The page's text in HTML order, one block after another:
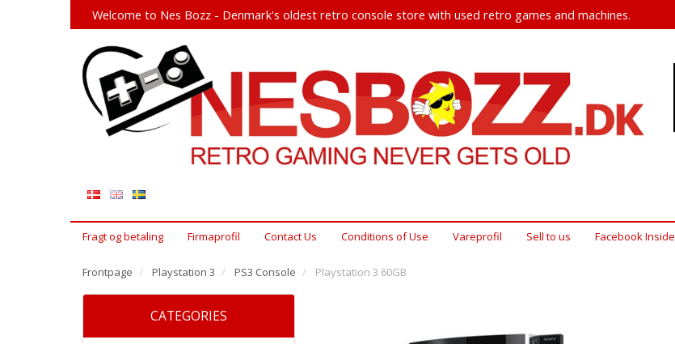
Welcome to Nes Bozz - Denmark's oldest retro console store with used retro games and machines.
Fragt og betaling Firmaprofil Contact Us Conditions of Use Vareprofil Sell ​​to us Facebook Inside
Frontpage Playstation 3 PS3 Console Playstation 3 60GB
CATEGORIES